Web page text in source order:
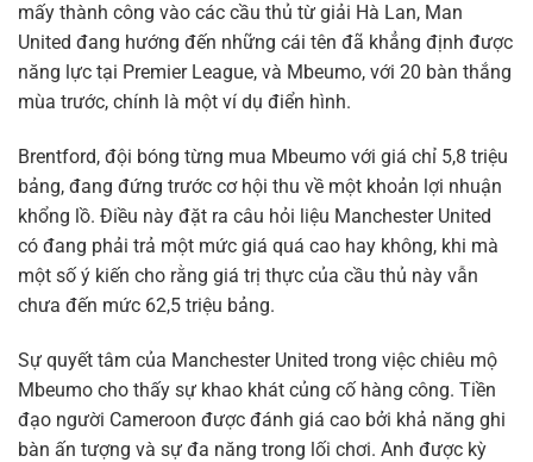
mấy thành công vào các cầu thủ từ giải Hà Lan, Man
United đang hướng đến những cái tên đã khẳng định được
năng lực tại Premier League, và Mbeumo, với 20 bàn thắng
mùa trước, chính là một ví dụ điển hình.
Brentford, đội bóng từng mua Mbeumo với giá chỉ 5,8 triệu
bảng, đang đứng trước cơ hội thu về một khoản lợi nhuận
khổng lồ. Điều này đặt ra câu hỏi liệu Manchester United
có đang phải trả một mức giá quá cao hay không, khi mà
một số ý kiến cho rằng giá trị thực của cầu thủ này vẫn
chưa đến mức 62,5 triệu bảng.
Sự quyết tâm của Manchester United trong việc chiêu mộ
Mbeumo cho thấy sự khao khát củng cố hàng công. Tiền
đạo người Cameroon được đánh giá cao bởi khả năng ghi
bàn ấn tượng và sự đa năng trong lối chơi. Anh được kỳ